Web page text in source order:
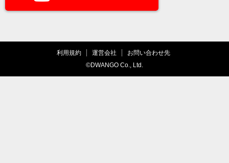
利用規約 運営会社
お問い合わせ先
©DWANGO Co., Ltd.